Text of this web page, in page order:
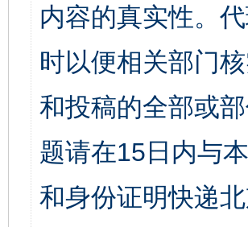
内容的真实性。
时以便相关部门
和投稿的全部或
题请在15日内与
和身份证明快递